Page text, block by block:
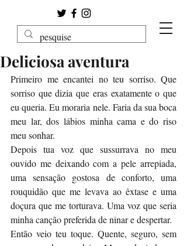
Deliciosa aventura
Primeiro me encantei no teu sorriso. Que
sorriso que dizia que eras exatamente o que
eu queria. Eu moraria nele. Faria da sua boca
meu lar, dos lábios minha cama e do riso
meu sonhar.
Depois tua voz que sussurrava no meu
ouvido me deixando com a pele arrepiada,
uma sensação gostosa de conforto, uma
rouquidão que me levava ao êxtase e uma
doçura que me torturava. Uma voz que seria
minha canção preferida de ninar e despertar.
Então veio teu toque. Quente, seguro, sem